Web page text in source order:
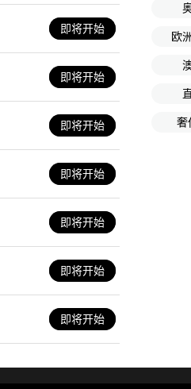
即将开始
即将开始
即将开始
即将开始
即将开始
即将开始
即将开始
欧
奢